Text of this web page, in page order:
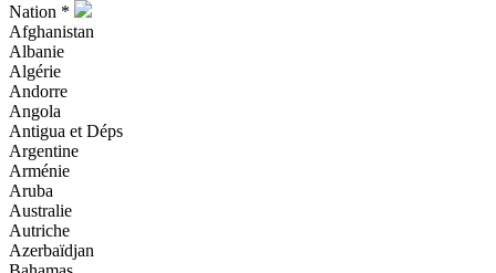
Nation *
Afghanistan
Albanie
Algérie
Andorre
Angola
Antigua et Déps
Argentine
Arménie
Aruba
Australie
Autriche
Azerbaïdjan